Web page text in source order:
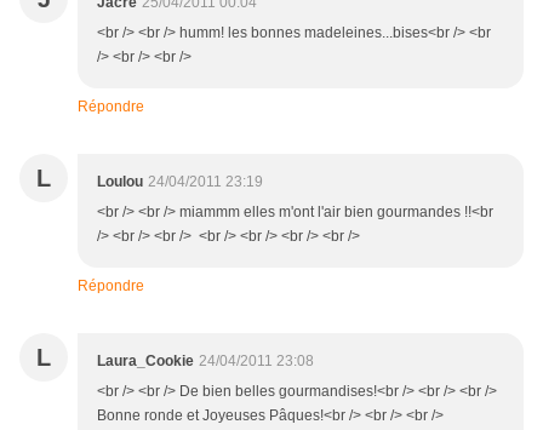
<br /> <br /> humm! les bonnes madeleines...bises<br /> <br
/> <br /> <br />
Répondre
L Loulou 24/04/2011 23:19
<br /> <br /> miammm elles m'ont l'air bien gourmandes !!<br
/> <br /> <br /> <br /> <br /> <br /> <br />
Répondre
L Laura_Cookie 24/04/2011 23:08
<br /> <br /> De bien belles gourmandises!<br /> <br /> <br />
Bonne ronde et Joyeuses Pâques!<br /> <br /> <br />